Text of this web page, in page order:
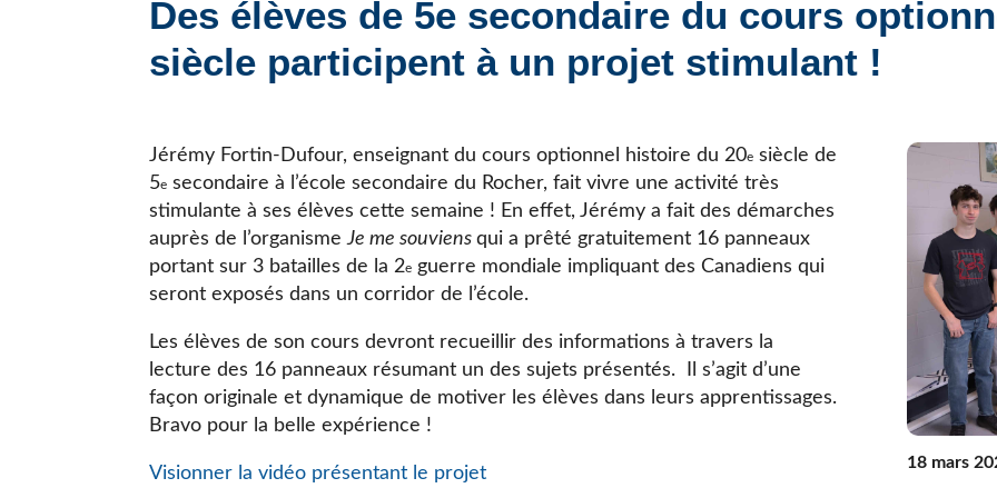
JE CHERCHE UNE ÉCOLE
Plaintes et protecteur de l’élève
Services complémentaires
Coffre à outils
École ouverte
Enseignement à la maison
Intégration linguistique, scolaire et sociale
Parents trucs pédagos et technos
Élèves internationaux
Programmes offerts
Des élèves de 5e secondaire du cours
siècle participent à un projet stimulant !
Jérémy Fortin-Dufour, enseignant du cours optionnel histoire du 20e siècle de
5e secondaire à l’école secondaire du Rocher, fait vivre une activité très
stimulante à ses élèves cette semaine ! En effet, Jérémy a fait des démarches
auprès de l’organismeJe me souviensqui a prêté gratuitement 16 panneaux
portant sur 3 batailles de la 2e guerre mondiale impliquant des Canadiens qui
seront exposés dans un corridor de l’école.
Les élèves de son cours devront recueillir des informations à travers la
lecture des 16 panneaux résumant un des sujets présentés. Il s’agit d’une
façon originale et dynamique de motiver les élèves dans leurs apprentissages.
Bravo pour la belle expérience !
Visionner la vidéo présentant le projet
18 mars